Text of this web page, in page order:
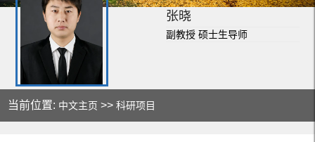
张晓
副教授 硕士生导师
当前位置: 中文主页 >>科研项目